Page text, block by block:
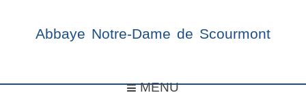
Abbaye Notre-Dame de Scourmont
MENU